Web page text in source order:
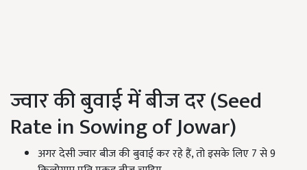
ज्वार की बुवाई में बीज दर (Seed
Rate in Sowing of Jowar)
अगर देसी ज्वार बीज की बुवाई कर रहे हैं, तो इसके लिए 7 से 9